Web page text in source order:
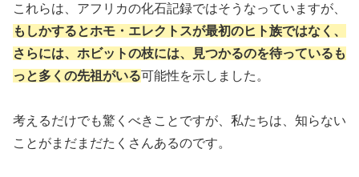
これらは、アフリカの化石記録ではそうなっていますが、
もしかするとホモ・エレクトスが最初のヒト族ではなく、
さらには、ホビットの枝には、見つかるのを待っているも
っと多くの先祖がいる可能性を示しました。
考えるだけでも驚くべきことですが、私たちは、知らない
ことがまだまだたくさんあるのです。